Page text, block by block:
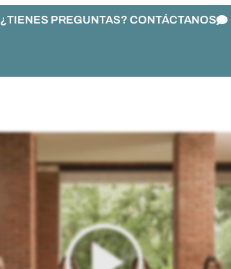
¿TIENES PREGUNTAS? CONTÁCTANOS